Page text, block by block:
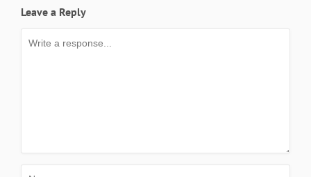
Leave a Reply